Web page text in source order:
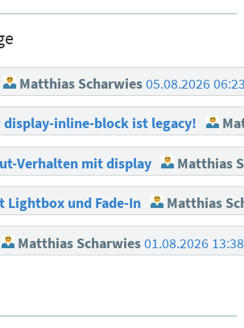
Matthias Scharwies05.08.2026
display-inline-block ist legacy!
Verhalten mit display Matthias
Lightbox und Fade-In Matthias
Matthias Scharwies01.08.2026